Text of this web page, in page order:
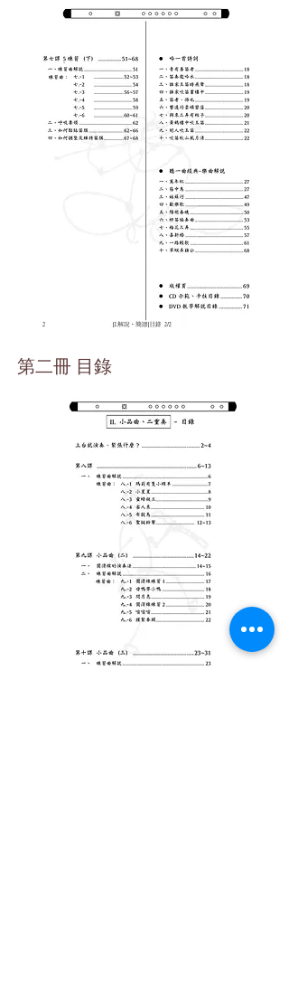
第二冊 目錄